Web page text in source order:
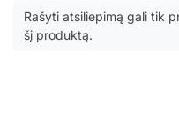
Rašyti atsiliepimą gali tik
šį produktą.